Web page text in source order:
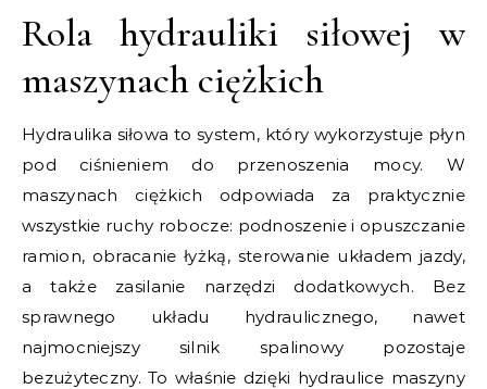
Rola hydrauliki siłowej w
maszynach ciężkich
Hydraulika siłowa to system, który wykorzystuje płyn
pod ciśnieniem do przenoszenia mocy. W
maszynach ciężkich odpowiada za praktycznie
wszystkie ruchy robocze: podnoszenie i opuszczanie
ramion, obracanie łyżką, sterowanie układem jazdy,
a także zasilanie narzędzi dodatkowych. Bez
sprawnego układu hydraulicznego, nawet
najmocniejszy silnik spalinowy pozostaje
bezużyteczny. To właśnie dzięki hydraulice maszyny